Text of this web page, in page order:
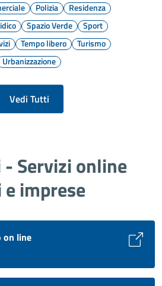
Polizia
Residenza
Spazio Verde
Sport
Tempo libero
Turismo
Urbanizzazione
Vedi Tutti
Servizi online
imprese
on line